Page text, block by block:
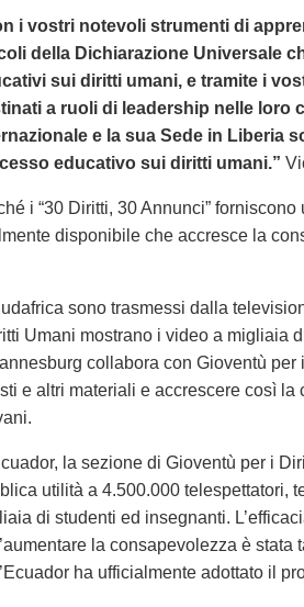
i vostri notevoli strumenti di
della Dichiarazione Universale
sui diritti umani, e tramite i
a ruoli di leadership nelle loro
e la sua Sede in Liberia
educativo sui diritti umani.”
i “30 Diritti, 30 Annunci”
disponibile che accresce la
sono trasmessi dalla
Umani mostrano i video a migliaia
collabora con Gioventù
e altri materiali e accrescere così
la sezione di Gioventù per i
utilità a 4.500.000 telespettatori,
di studenti ed insegnanti.
la consapevolezza è
ha ufficialmente adottato il